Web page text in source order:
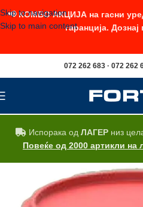
Skip to navigation
Skip to main content
072 262 683 · 072 262
Испорака од ЛАГЕРниз
Повеќе од 2000 артикли на
📢 КОМБО АКЦИЈА на гасни
гаранција.